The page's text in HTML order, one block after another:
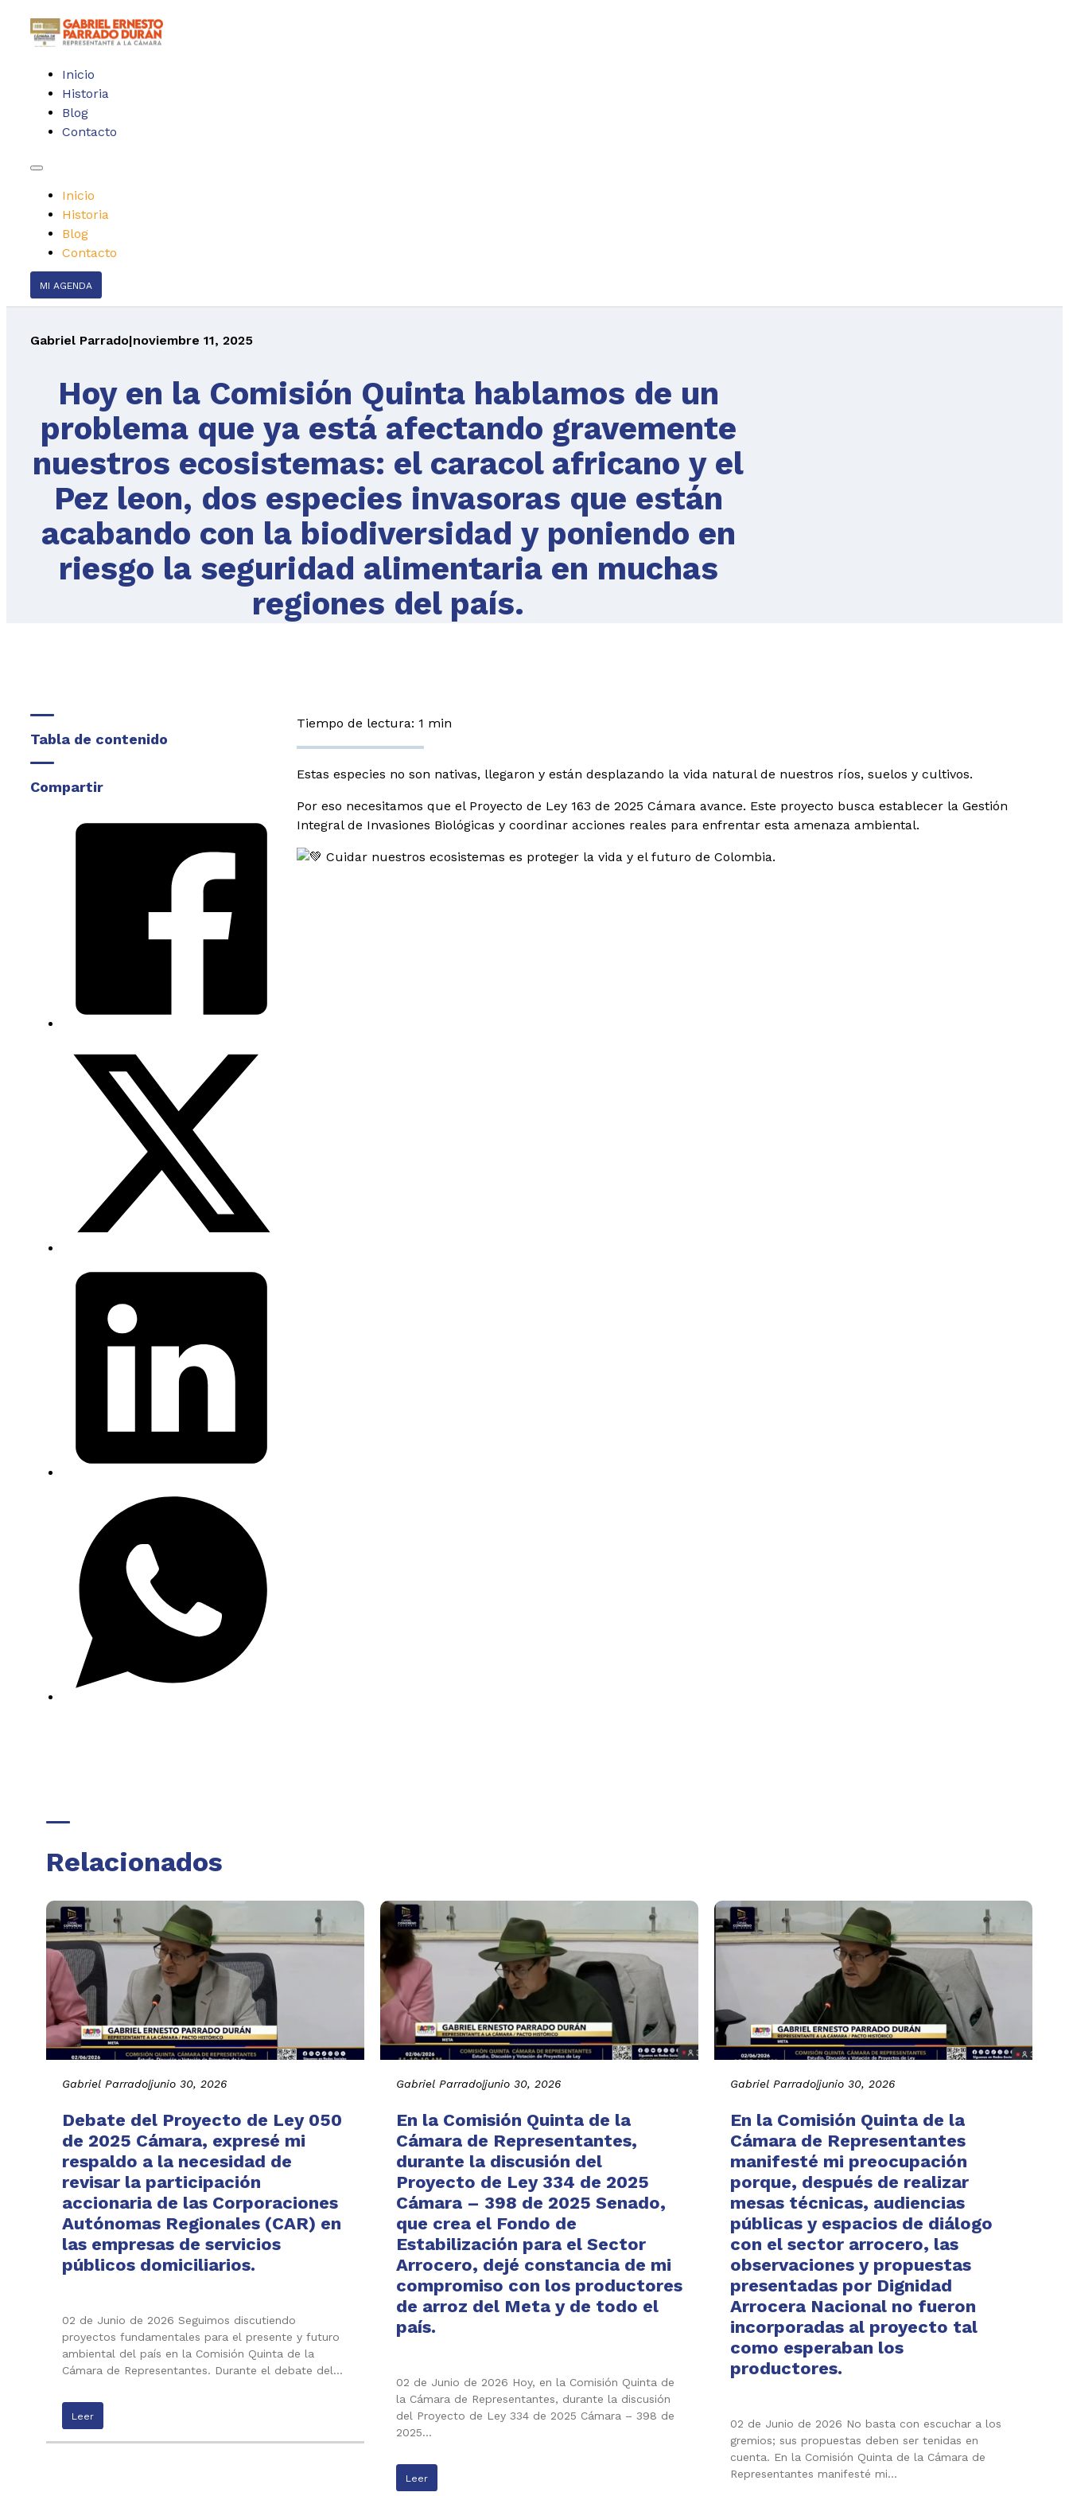
Inicio
Historia
Blog
Contacto
Inicio
Historia
Blog
Contacto
MI AGENDA
Gabriel Parrado|noviembre 11, 2025
Hoy en la Comisión Quinta hablamos de un
problema que ya está afectando gravemente
nuestros ecosistemas: el caracol africano y el
Pez leon, dos especies invasoras que están
acabando con la biodiversidad y poniendo en
riesgo la seguridad alimentaria en muchas
regiones del país.
Tabla de contenido
Compartir
Tiempo de lectura: 1 min
Estas especies no son nativas, llegaron y están desplazando la vida natural de nuestros ríos, suelos y cultivos.
Por eso necesitamos que el Proyecto de Ley 163 de 2025 Cámara avance. Este proyecto busca establecer la Gestión
Integral de Invasiones Biológicas y coordinar acciones reales para enfrentar esta amenaza ambiental.
Cuidar nuestros ecosistemas es proteger la vida y el futuro de Colombia.
Relacionados
Gabriel Parrado|junio 30, 2026
Debate del Proyecto de Ley 050
de 2025 Cámara, expresé mi
respaldo a la necesidad de
revisar la participación
accionaria de las Corporaciones
Autónomas Regionales (CAR) en
las empresas de servicios
públicos domiciliarios.
02 de Junio de 2026 Seguimos discutiendo
proyectos fundamentales para el presente y futuro
ambiental del país en la Comisión Quinta de la
Cámara de Representantes. Durante el debate del…
Leer
Gabriel Parrado|junio 30, 2026
En la Comisión Quinta de la
Cámara de Representantes,
durante la discusión del
Proyecto de Ley 334 de 2025
Cámara – 398 de 2025 Senado,
que crea el Fondo de
Estabilización para el Sector
Arrocero, dejé constancia de mi
compromiso con los productores
de arroz del Meta y de todo el
país.
02 de Junio de 2026 Hoy, en la Comisión Quinta de
la Cámara de Representantes, durante la discusión
del Proyecto de Ley 334 de 2025 Cámara – 398 de
2025…
Leer
Gabriel Parrado|junio 30, 2026
En la Comisión Quinta de la
Cámara de Representantes
manifesté mi preocupación
porque, después de realizar
mesas técnicas, audiencias
públicas y espacios de diálogo
con el sector arrocero, las
observaciones y propuestas
presentadas por Dignidad
Arrocera Nacional no fueron
incorporadas al proyecto tal
como esperaban los
productores.
02 de Junio de 2026 No basta con escuchar a los
gremios; sus propuestas deben ser tenidas en
cuenta. En la Comisión Quinta de la Cámara de
Representantes manifesté mi…